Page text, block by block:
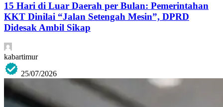
15 Hari di Luar Daerah per Bulan: Pemerintahan
KKT Dinilai “Jalan Setengah Mesin”, DPRD
Didesak Ambil Sikap
kabartimur
25/07/2026